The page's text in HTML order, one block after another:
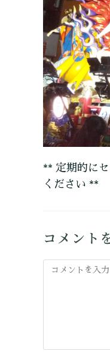
** 定期的に
ください **
コメント